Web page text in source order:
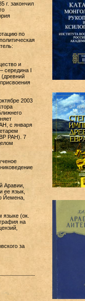
г. закончил
по
и
середина I
(древний
2003
с января
РАН). 7
Аравии,
ее язык,
Йемена,
(ок.
на
за